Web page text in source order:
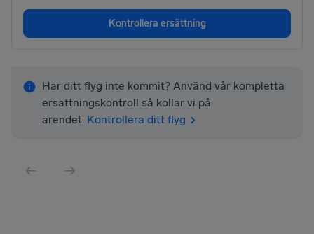
Kontrollera ersättning
Har ditt flyg inte kommit? Använd vår kompletta
ersättningskontroll så kollar vi på
ärendet. Kontrollera ditt flyg